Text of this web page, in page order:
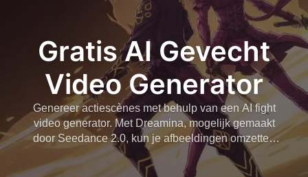
Gratis AI Gevecht
Video Generator
Genereer actiescènes met behulp van een AI fight
video generator. Met Dreamina, mogelijk gemaakt
door Seedance 2.0, kun je afbeeldingen omzetten
in vechtvideo 's met snelle bewegingen - ideaal
voor anime-clips, actiebewerkingen of creatieve